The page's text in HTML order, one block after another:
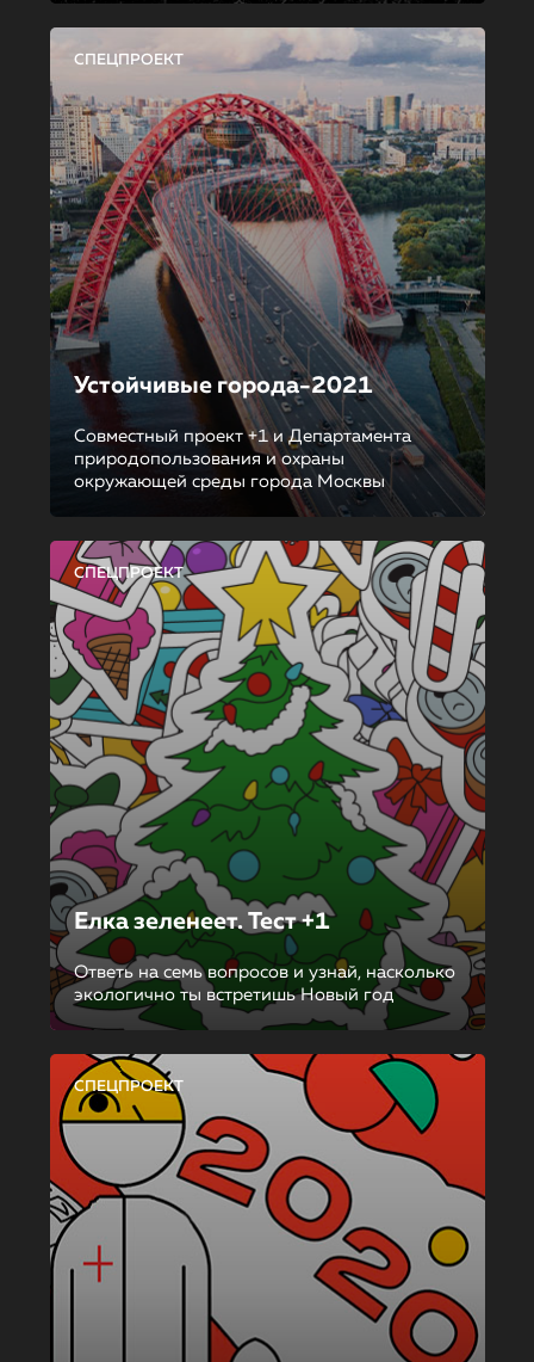
СПЕЦПРОЕКТ
Устойчивые города-2021
Совместный проект +1 и Департамента
природопользования и охраны
окружающей среды города Москвы
СПЕЦПРОЕКТ
Елка зеленеет. Тест +1
Ответь на семь вопросов и узнай, насколько
экологично ты встретишь Новый год
СПЕЦПРОЕКТ